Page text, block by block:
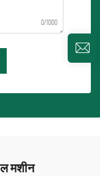
0/1000
मशीन